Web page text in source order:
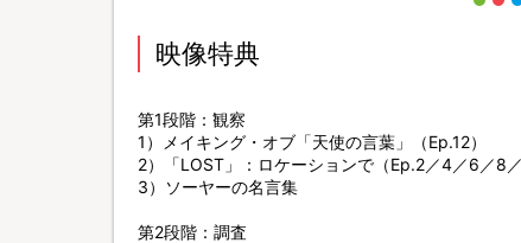
映像特典
第1段階：観察
1）メイキング・オブ「天使の言葉」（Ep.12）
2）「LOST」：ロケーションで（Ep.2／4／6／8
3）ソーヤーの名言集
第2段階：調査